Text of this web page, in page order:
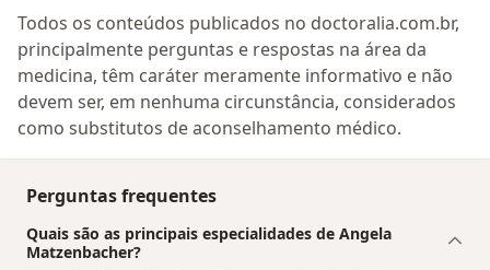
Todos os conteúdos publicados no doctoralia.com.br,
principalmente perguntas e respostas na área da
medicina, têm caráter meramente informativo e não
devem ser, em nenhuma circunstância, considerados
como substitutos de aconselhamento médico.
Perguntas frequentes
Quais são as principais especialidades de Angela
Matzenbacher?